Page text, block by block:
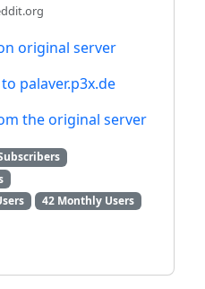
original server
palaver.p3x.de
the original server
42 Monthly Users